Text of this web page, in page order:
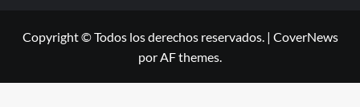
Copyright © Todos los derechos reservados. | CoverNews
por AF themes.